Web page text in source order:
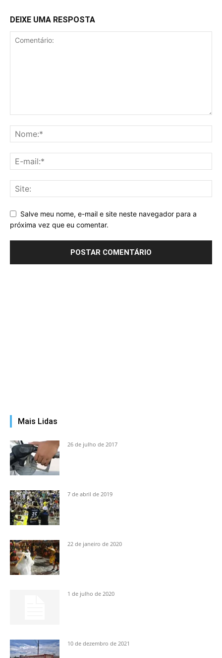
DEIXE UMA RESPOSTA
Salve meu nome, e-mail e site neste navegador para a
próxima vez que eu comentar.
Mais Lidas
26 de julho de 2017
7 de abril de 2019
22 de janeiro de 2020
1 de julho de 2020
10 de dezembro de 2021